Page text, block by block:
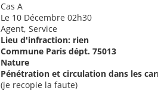
Cas A
Le 10 Décembre 02h30
Agent, Service
Lieu d'infraction: rien
Commune Paris dépt. 75013
Nature
Pénétration et circulation dans les
(je recopie la faute)